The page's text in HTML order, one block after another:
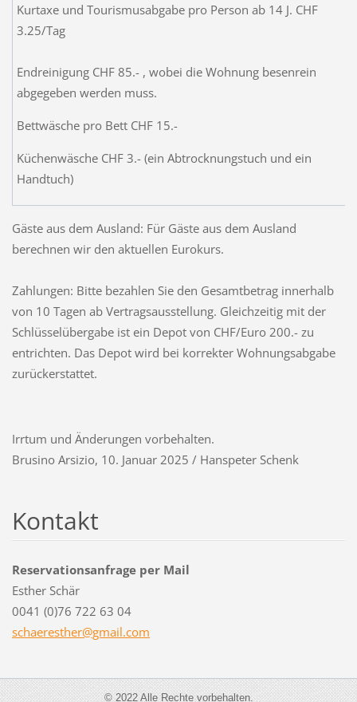
Kurtaxe und Tourismusabgabe pro Person ab 14 J. CHF
3.25/Tag
Endreinigung CHF 85.- , wobei die Wohnung besenrein
abgegeben werden muss.
Bettwäsche pro Bett CHF 15.-
Küchenwäsche CHF 3.- (ein Abtrocknungstuch und ein
Handtuch)
Gäste aus dem Ausland: Für Gäste aus dem Ausland
berechnen wir den aktuellen Eurokurs.
Zahlungen: Bitte bezahlen Sie den Gesamtbetrag innerhalb
von 10 Tagen ab Vertragsausstellung. Gleichzeitig mit der
Schlüsselübergabe ist ein Depot von CHF/Euro 200.- zu
entrichten. Das Depot wird bei korrekter Wohnungsabgabe
zurückerstattet.
Irrtum und Änderungen vorbehalten.
Brusino Arsizio, 10. Januar 2025 / Hanspeter Schenk
Kontakt
Reservationsanfrage per Mail
Esther Schär
0041 (0)76 722 63 04
schaeresther@gmail.com
© 2022 Alle Rechte vorbehalten.